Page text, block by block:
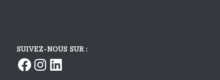
SUIVEZ-NOUS SUR :
FacebookInstagram
LinkedIn